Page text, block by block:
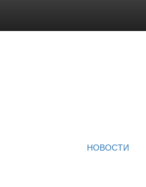
НОВОСТИ